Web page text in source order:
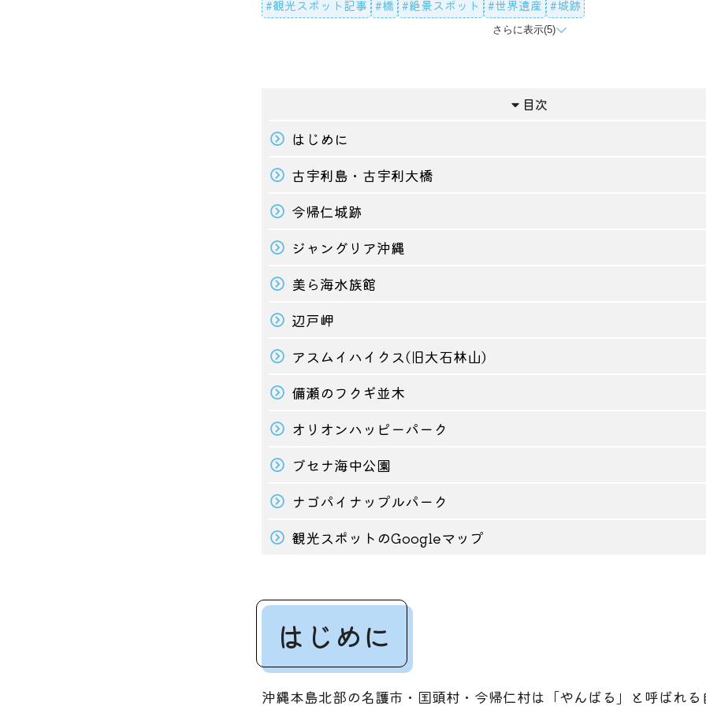
#観光スポット記事 #橋 #絶景スポット #世界遺産 #城跡
#体験・見学
さらに表示(5)
目次
はじめに
古宇利島・古宇利大橋
今帰仁城跡
ジャングリア沖縄
美ら海水族館
辺戸岬
アスムイハイクス(旧大石林山)
備瀬のフクギ並木
オリオンハッピーパーク
ブセナ海中公園
ナゴパイナップルパーク
観光スポットのGoogleマップ
はじめに
沖縄本島北部の名護市・国頭村・今帰仁村は「やんばる」と呼ばれる